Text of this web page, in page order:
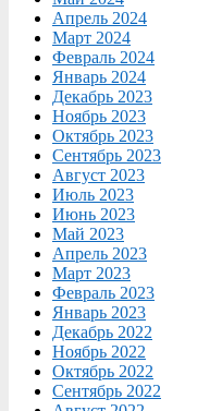
Апрель 2024
Март 2024
Февраль 2024
Январь 2024
Декабрь 2023
Ноябрь 2023
Октябрь 2023
Сентябрь 2023
Август 2023
Июль 2023
Июнь 2023
Май 2023
Апрель 2023
Март 2023
Февраль 2023
Январь 2023
Декабрь 2022
Ноябрь 2022
Октябрь 2022
Сентябрь 2022